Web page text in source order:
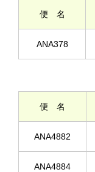
便 名
ANA378
便 名
ANA4882
ANA4884